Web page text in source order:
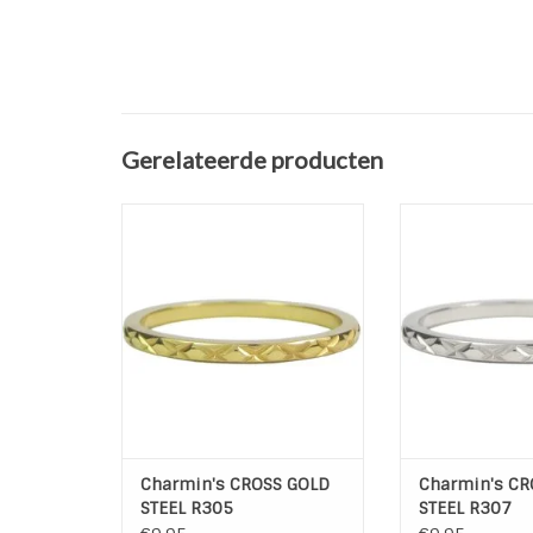
Gerelateerde producten
Charmin's CROSS GOLD
STEEL R305
Charmin's
STEEL R307